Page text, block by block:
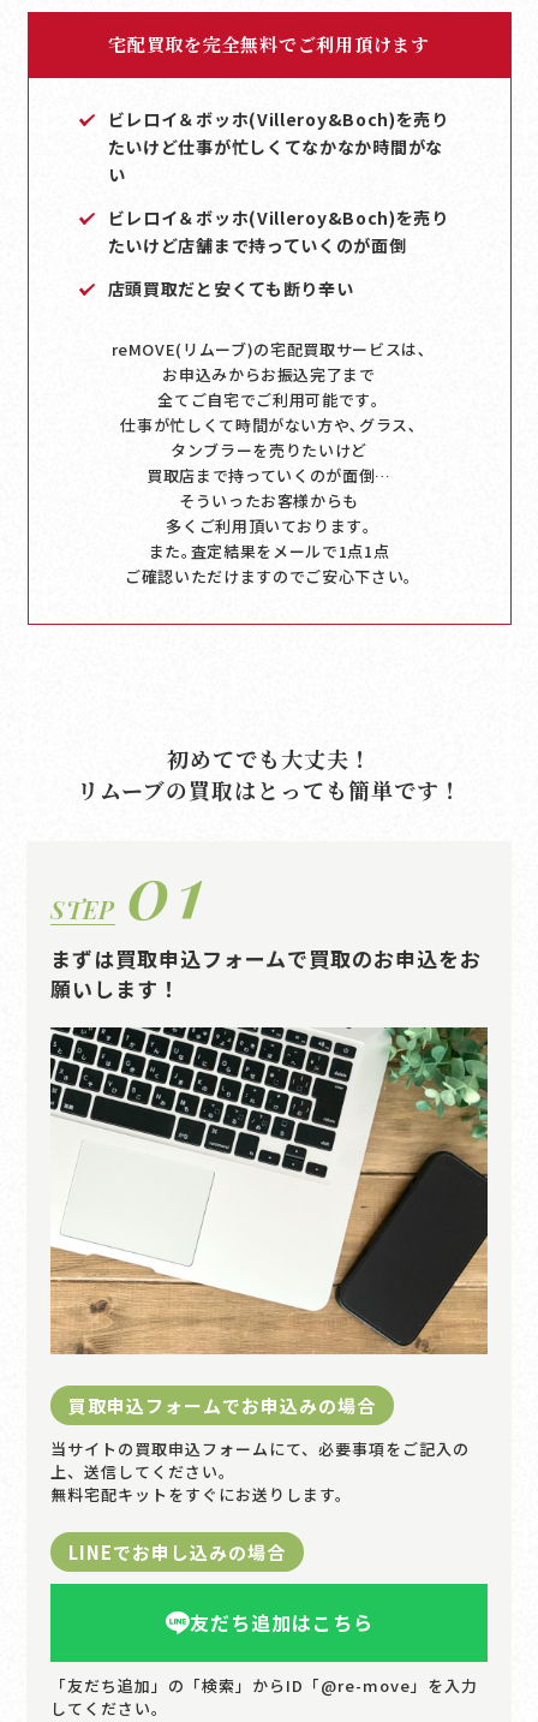
宅配買取を完全無料でご利用頂けます
ビレロイ＆ボッホ(Villeroy&Boch)を売り
たいけど仕事が忙しくてなかなか時間がな
い
ビレロイ＆ボッホ(Villeroy&Boch)を売り
たいけど店舗まで持っていくのが面倒
店頭買取だと安くても断り辛い
reMOVE(リムーブ)の宅配買取サービスは､
お申込みからお振込完了まで
全てご自宅でご利用可能です｡
仕事が忙しくて時間がない方や､グラス､
タンブラーを売りたいけど
買取店まで持っていくのが面倒…
そういったお客様からも
多くご利用頂いております｡
また｡査定結果をメールで1点1点
ご確認いただけますのでご安心下さい｡
初めてでも大丈夫！
リムーブの買取はとっても簡単です！
STEP 01
まずは買取申込フォームで買取のお申込をお
願いします！
買取申込フォームでお申込みの場合
当サイトの買取申込フォームにて、必要事項をご記入の
上、送信してください。
無料宅配キットをすぐにお送りします。
LINEでお申し込みの場合
友だち追加はこちら
「友だち追加」の「検索」からID「@re-move」を入力
してください。